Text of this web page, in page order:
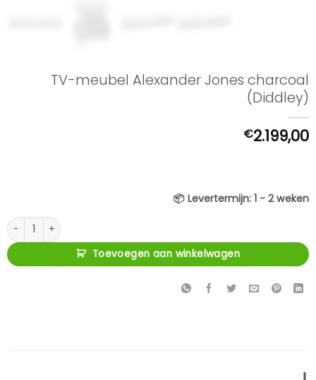
TV-meubel Alexander Jones charcoal
(Diddley)
€2.199,00
📦 Levertermijn: 1 - 2 weken
TV-meubel Alexander Jones charcoal (Diddley) aantal
Toevoegen aan winkelwagen